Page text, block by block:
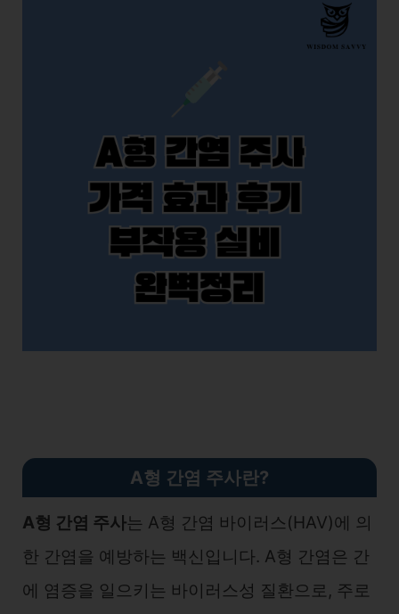
A형 간염 주사란?
A형 간염 주사는 A형 간염 바이러스(HAV)에 의
한 간염을 예방하는 백신입니다. A형 간염은 간
에 염증을 일으키는 바이러스성 질환으로, 주로